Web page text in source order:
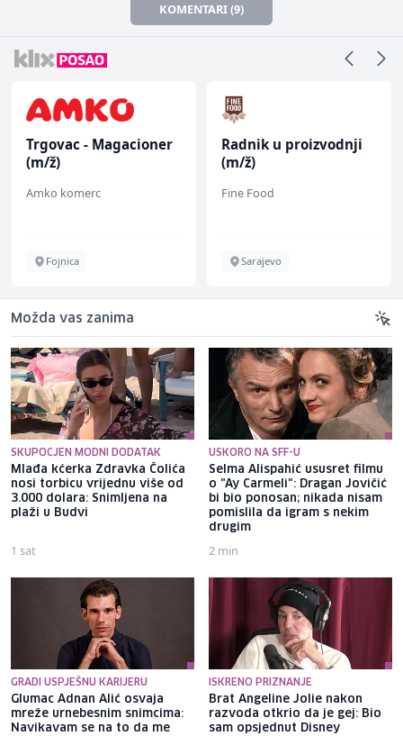
KOMENTARI (9)
Trgovac - Magacioner
(m/ž)
Amko komerc
Fojnica
Radnik u proizvodnji
(m/ž)
Fine Food
Sarajevo
Možda vas zanima
SKUPOCJEN MODNI DODATAK
Mlađa kćerka Zdravka Čolića
nosi torbicu vrijednu više od
3.000 dolara: Snimljena na
plaži u Budvi
1 sat
USKORO NA SFF-U
Selma Alispahić ususret filmu
o "Ay Carmeli": Dragan Jovičić
bi bio ponosan; nikada nisam
pomislila da igram s nekim
drugim
2 min
GRADI USPJEŠNU KARIJERU
Glumac Adnan Alić osvaja
mreže urnebesnim snimcima:
Navikavam se na to da me
ISKRENO PRIZNANJE
Brat Angeline Jolie nakon
razvoda otkrio da je gej: Bio
sam opsjednut Disney